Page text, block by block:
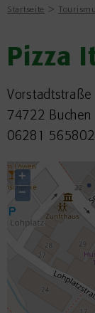
Startseite
Pizza
Vorstadtstraße
74722 Buchen
06281 565802
+
−